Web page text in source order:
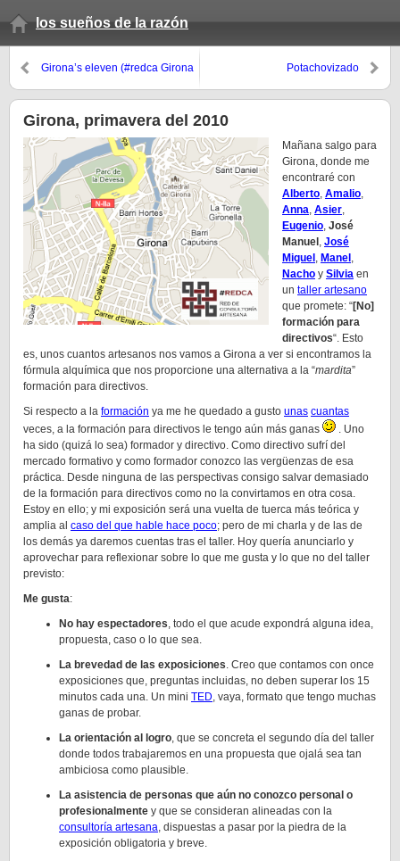
los sueños de la razón
Girona’s eleven (#redca Girona
Potachovizado
Girona, primavera del 2010
Mañana salgo para
Girona, donde me
encontraré con
Alberto, Amalio,
Anna, Asier,
Eugenio, José
Manuel , José
Miguel , Manel ,
Nacho y Silvia en
un taller artesano
que promete: “[No]
formación para
directivos“. Esto
es, unos cuantos artesanos nos vamos a Girona a ver si encontramos la
fórmula alquímica que nos proporcione una alternativa a la “mardita”
formación para directivos.
Si respecto a la formación ya me he quedado a gusto unas cuantas
veces, a la formación para directivos le tengo aún más ganas
. Uno
ha sido (quizá lo sea) formador y directivo. Como directivo sufrí del
mercado formativo y como formador conozco las vergüenzas de esa
práctica. Desde ninguna de las perspectivas consigo salvar demasiado
de la formación para directivos como no la convirtamos en otra cosa.
Estoy en ello; y mi exposición será una vuelta de tuerca más teórica y
amplia al caso del que hable hace poco; pero de mi charla y de las de
los demás ya daremos cuentas tras el taller. Hoy quería anunciarlo y
aprovechar para reflexionar sobre lo que me gusta y lo que no del taller
previsto:
Me gusta:
No hay espectadores, todo el que acude expondrá alguna idea,
propuesta, caso o lo que sea.
La brevedad de las exposiciones. Creo que contamos con once
exposiciones que, preguntas incluidas, no deben superar los 15
minutos cada una. Un mini TED, vaya, formato que tengo muchas
ganas de probar.
La orientación al logro, que se concreta el segundo día del taller
donde todos trabajaremos en una propuesta que ojalá sea tan
ambiciosa como plausible.
La asistencia de personas que aún no conozco personal o
profesionalmente y que se consideran alineadas con la
consultoría artesana, dispuestas a pasar por la piedra de la
exposición obligatoria y breve.